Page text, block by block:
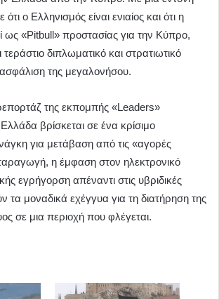
ο Ελληνισμός είναι ενιαίος και ότι η
ως «Pitbull» προστασίας για την Κύπρο,
διπλωματικό και στρατιωτικό
της μεγαλονήσου.
της εκπομπής «Leaders»
Ελλάδα βρίσκεται σε ένα κρίσιμο
για μετάβαση από τις «αγορές
η έμφαση στον ηλεκτρονικό
εγρήγορση απέναντι στις υβριδικές
τα μοναδικά εχέγγυα για τη διατήρηση της
σε μια περιοχή που φλέγεται.